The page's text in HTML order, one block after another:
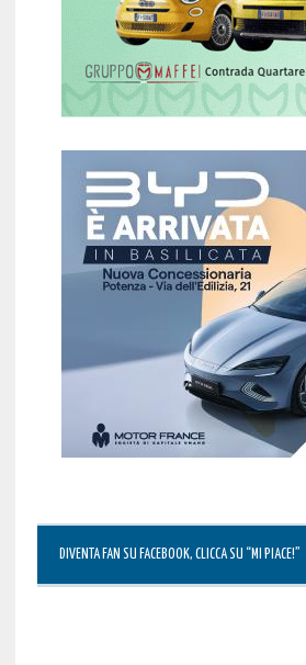
DIVENTA FAN SU FACEBOOK, CLICCA SU “MI PIACE!”